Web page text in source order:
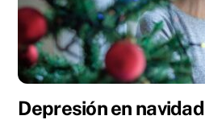
Depresión en navidad